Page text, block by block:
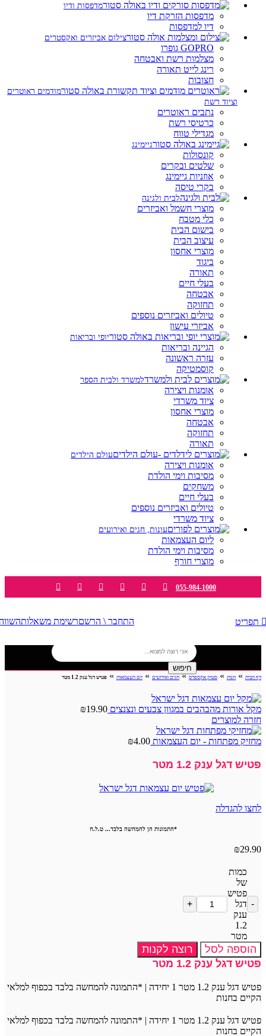
מדפסות ודיו
מדפסות הזרקת דיו
דיו למדפסות
צילום אביזרים ואקסטרים
GOPRO גופרו
מצלמות רשת ואבטחה
רינג לייט תאורה
חצובות
מודמים ראוטרים
וציוד רשת
נתבים ראוטרים
כרטיסי רשת
מגדילי טווח
גיימינג
קונסולות
שלטים ובקרים
אוזניות גיימינג
בקרי טיסה
לבית ולגינה
מוצרי חשמל ואביזרים
כלי מטבח
בישום הבית
עיצוב הבית
מוצרי אחסון
ביגוד
תאורה
בעלי חיים
אבטחה
תחזוקה
טיולים ואביזרים נוספים
אביזרי עישון
יופי ובריאות
הגיינה ובריאות
עזרה ראשונה
קוסמטיקה
למשרד ולבית הספר
אומנות ויצירה
ציוד משרדי
מוצרי אחסון
אבטחה
תחזוקה
תאורה
עולם הילדים
אומנות ויצירה
מסיבות וימי הולדת
משחקים
בעלי חיים
טיולים ואביזרים נוספים
ציוד משרדי
עונות, חגים ואירועים
ליום העצמאות
מסיבות וימי הולדת
מוצרי חורף
055-984-1000
תפריט התחבר \ הרשםרשימת משאלות
חיפוש
דף הבית » חנות » סטוק אקספרס»חגים ואירועים » יום העצמאות » פטיש דגל ענק 1.2 מטר
מקל אורות מהבהבים במגוון צבעים ונצנצים ₪19.90
חזרה למוצרים
מחזיק מפתחות - יום העצמאות ₪4.00
פטיש דגל ענק 1.2 מטר
לחצו להגדלה
*התמונות הן להמחשה בלבד... ט.ל.ח
₪29.90
כמות
של
פטיש
דגל
ענק
1.2
מטר
הוספה לסל
רוצה לקנות
פטיש דגל ענק 1.2 מטר
פטיש דגל ענק 1.2 מטר 1 יחידה | *התמונה להמחשה בלבד בכפוף למלאי
הקיים בחנות
פטיש דגל ענק 1.2 מטר 1 יחידה | *התמונה להמחשה בלבד בכפוף למלאי
הקיים בחנות